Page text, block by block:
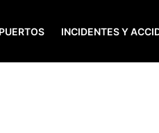
INCIDENTES Y